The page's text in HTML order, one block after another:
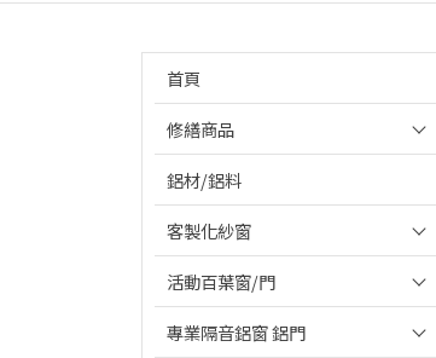
首頁
修繕商品
鋁材/鋁料
客製化紗窗
活動百葉窗/門
專業隔音鋁窗 鋁門